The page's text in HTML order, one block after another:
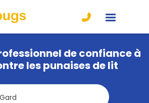
de confiance à
les punaises de lit